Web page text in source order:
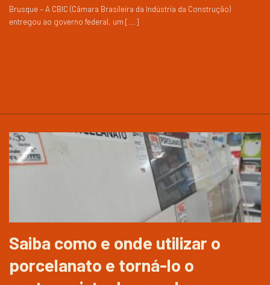
Brusque – A CBIC (Câmara Brasileira da Indústria da Construção)
entregou ao governo federal, um [...]
Saiba como e onde utilizar o
porcelanato e torná-lo o